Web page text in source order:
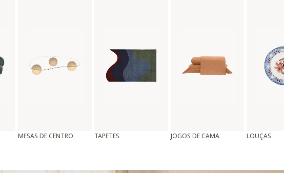
MESAS DE CENTRO TAPETES JOGOS DE CAMA LOUÇAS